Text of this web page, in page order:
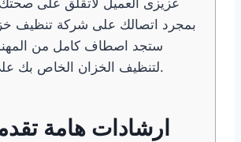
بمجرد اتصالك على شركة تنظيف
ستجد اصطاف كامل من
لتنظيف الخزان الخاص بك على أحدث طراز.
ارشادات هامة